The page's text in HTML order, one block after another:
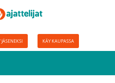
KÄY KAUPASSA